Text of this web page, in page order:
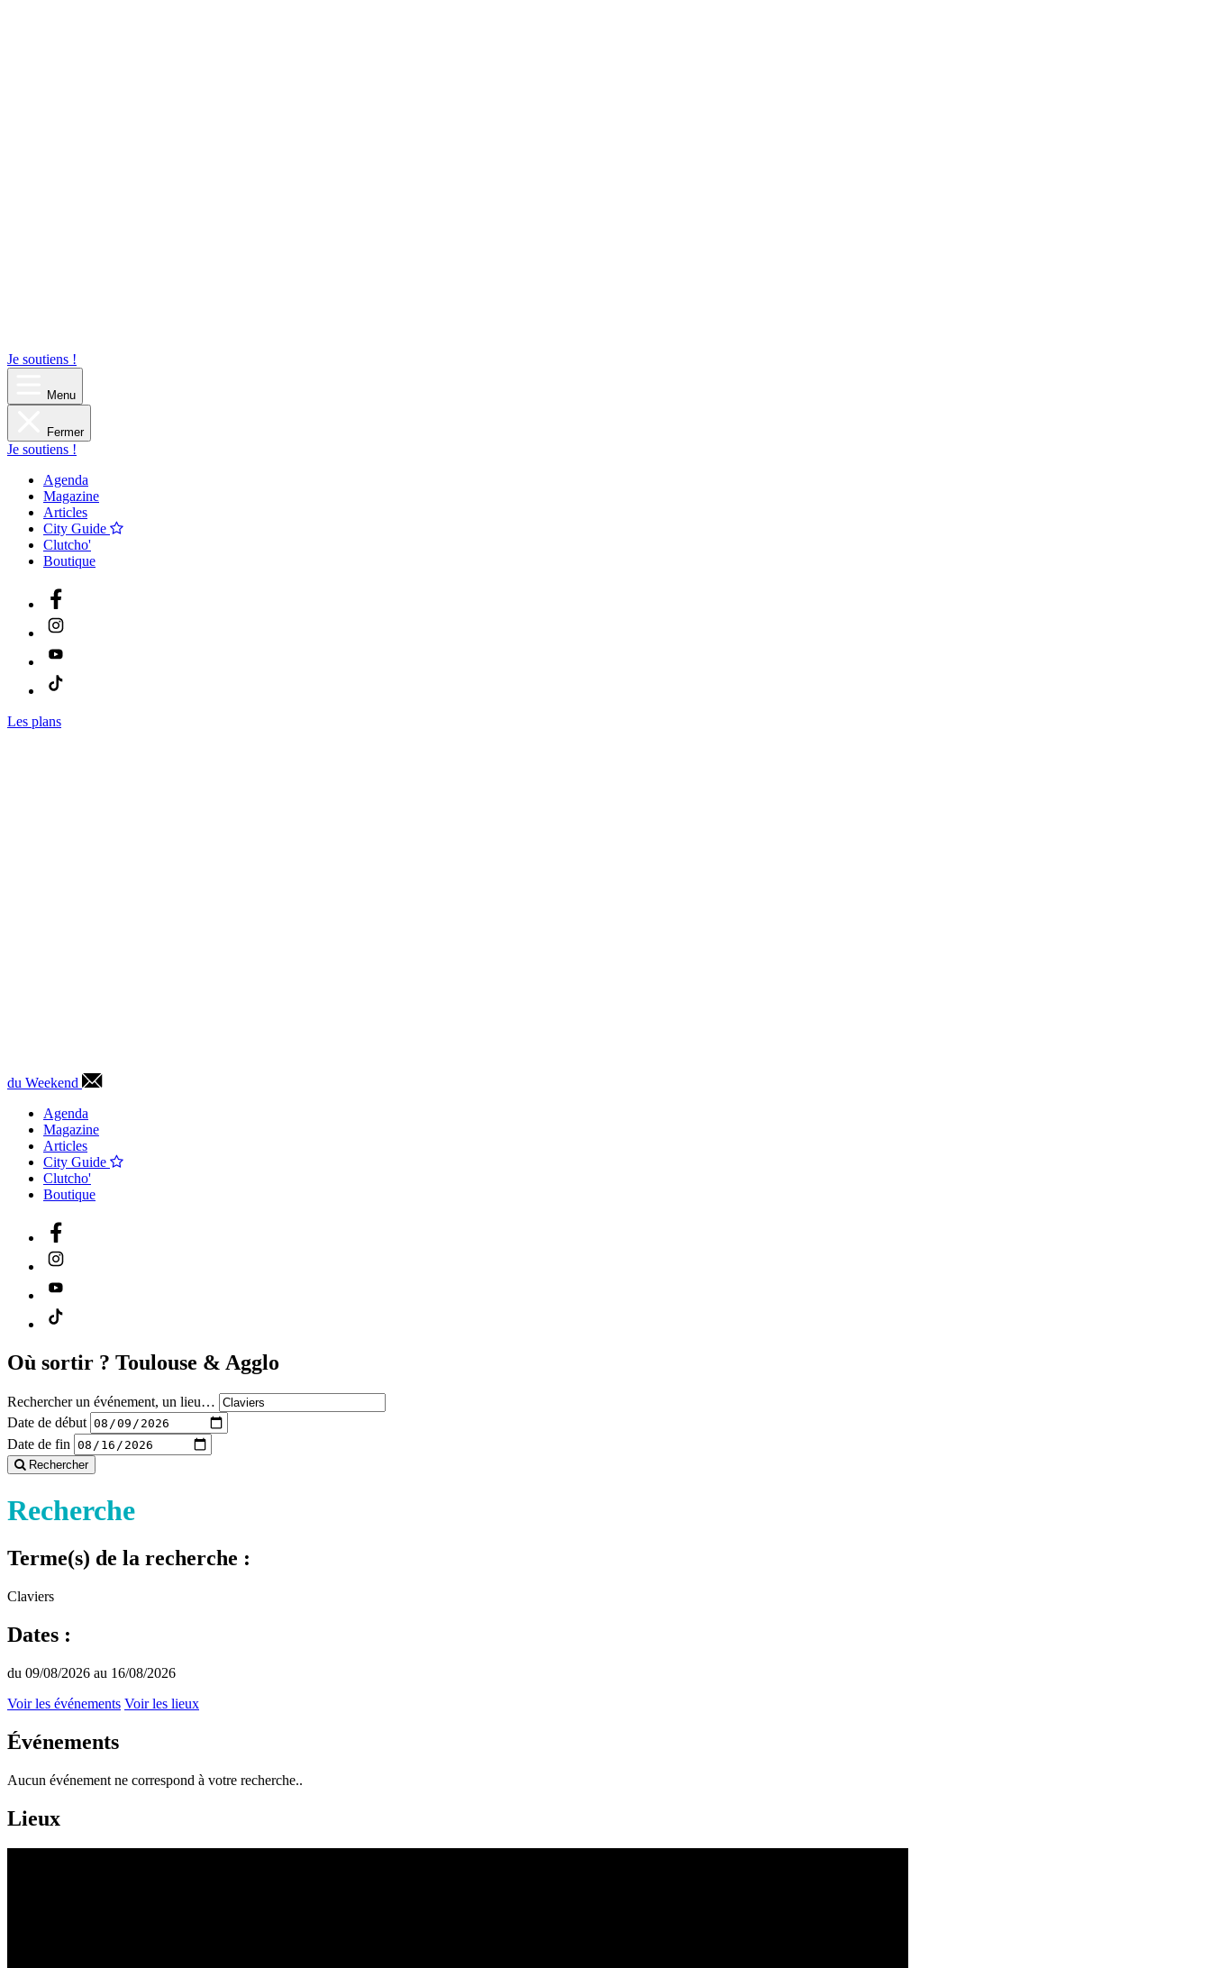
Je soutiens !
Menu
Fermer
Je soutiens !
Agenda
Magazine
Articles
City Guide
Clutcho'
Boutique
Les plans
du Weekend
Agenda
Magazine
Articles
City Guide
Clutcho'
Boutique
Où sortir ? Toulouse & Agglo
Rechercher un événement, un lieu…
Date de début
Date de fin
Rechercher
Recherche
Terme(s) de la recherche :
Claviers
Dates :
du 09/08/2026 au 16/08/2026
Voir les événements Voir les lieux
Événements
Aucun événement ne correspond à votre recherche..
Lieux